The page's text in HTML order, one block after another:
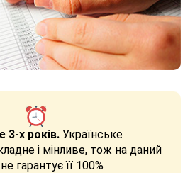
3-х років. Українське
і мінливе, тож на даний
гарантує її 100%